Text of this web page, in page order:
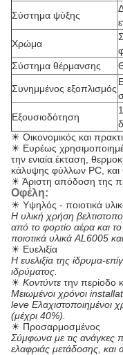
Σύστημα ψύξης
Χρώμα
Σύστημα θέρμανσης
Συνημμένος εξοπλισμός
Εξουσιοδότηση
☀ Οικονομικός και
☀ Ευρέως
την ενιαία έκταση,
κάλυψης φύλλων PC, και
☀ Άριστη απόδοση της
Οφέλη:
☀ Υψηλός - ποιοτικά
Η υλική χρήση
από το φορτίο αέρα και
ποιοτικά υλικά AL6005
☀ Ευελιξία
Η ευελιξία της ίδρυμα-
ιδρύματος.
☀ Κοντύντε την περίοδο
Μειωμένοι χρόνοι
leve Ελαχιστοποιημένοι
(μέχρι 40%).
☀ Προσαρμοσμένος
Σύμφωνα με τις ανάγκες
ελαφριάς μετάδοσης, και